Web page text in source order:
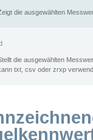
die ausgewählten
die ausgewählten
txt, csv oder zrxp